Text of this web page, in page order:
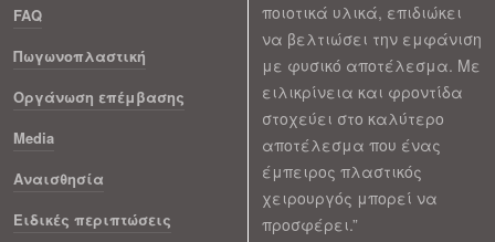
FAQ
Πωγωνοπλαστική
Οργάνωση επέμβασης
Media
Αναισθησία
Ειδικές περιπτώσεις
ποιοτικά υλικά, επιδιώκει
να βελτιώσει την εμφάνιση
με φυσικό αποτέλεσμα. Με
ειλικρίνεια και φροντίδα
στοχεύει στο καλύτερο
αποτέλεσμα που ένας
έμπειρος πλαστικός
χειρουργός μπορεί να
προσφέρει.”